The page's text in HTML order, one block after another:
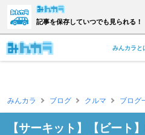
記事を保存していつでも見られる！
みんカラと
みんカラ ブログ クルマ ブログ
【サーキット】【ビート